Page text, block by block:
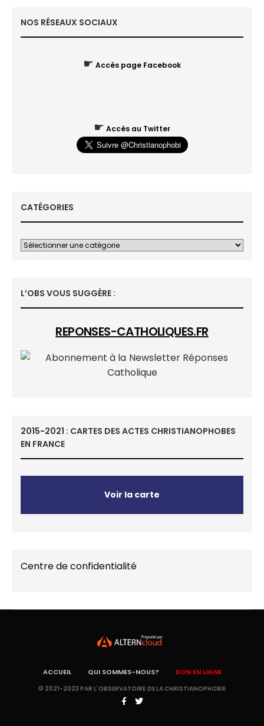
NOS RÉSEAUX SOCIAUX
☛ Accès page Facebook
☛ Accès au Twitter
CATÉGORIES
L’OBS VOUS SUGGÈRE :
REPONSES-CATHOLIQUES.FR
2015-2021 : CARTES DES ACTES CHRISTIANOPHOBES
EN FRANCE
Voir la carte
Centre de confidentialité
ACCUEIL QUI SOMMES-NOUS? DON EN LIGNE
© 2021-2023 PAR L'OBSERVATOIRE DE LA CHRISTIANOPHOBIE